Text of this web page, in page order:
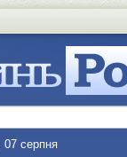
07 серпня